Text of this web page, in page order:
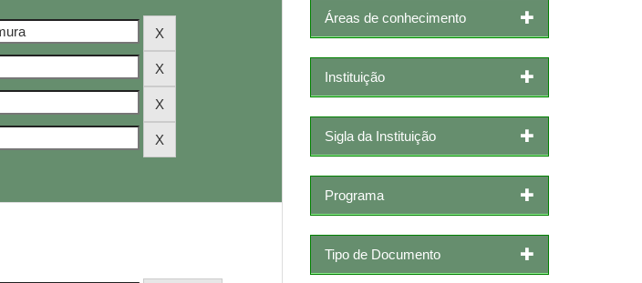
Áreas de conhecimento
Instituição
Sigla da Instituição
Programa
Tipo de Documento